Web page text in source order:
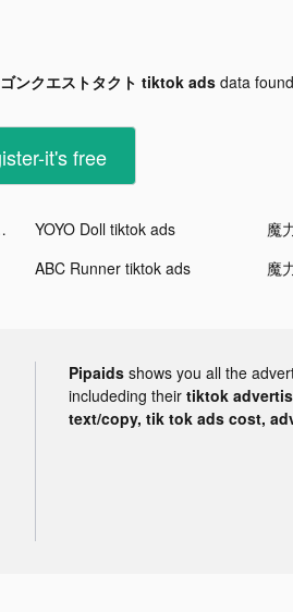
ゴンクエストタクト tiktok adsdata
it's free
ads YOYO Doll tiktok ads 魔
ABC Runner tiktok ads 魔
Pipaids shows you all the
includeding their tiktok
text/copy, tik tok ads cost,